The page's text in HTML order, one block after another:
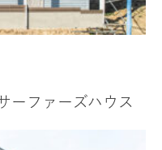
ファーズハウス